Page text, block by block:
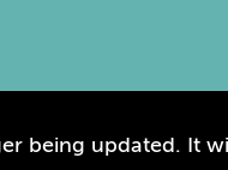
being updated. It